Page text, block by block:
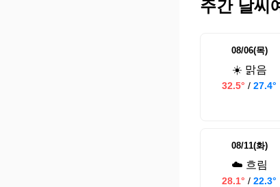
주간 날씨
08/06(목)
☀️ 맑음
32.5° / 27.4°
08/11(화)
☁️ 흐림
28.1° / 22.3°